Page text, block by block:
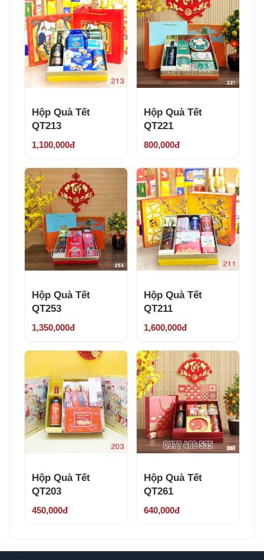
Hộp Quà Tết
QT213
1,100,000đ
Hộp Quà Tết
QT221
800,000đ
Hộp Quà Tết
QT253
1,350,000đ
Hộp Quà Tết
QT211
1,600,000đ
Hộp Quà Tết
QT203
450,000đ
Hộp Quà Tết
QT261
640,000đ